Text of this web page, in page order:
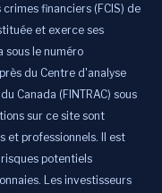
financiers (FCIS) de
et exerce ses
sous le numéro
du Centre d'analyse
Canada (FINTRAC) sous
sur ce site sont
et professionnels. Il est
potentiels
Les investisseurs